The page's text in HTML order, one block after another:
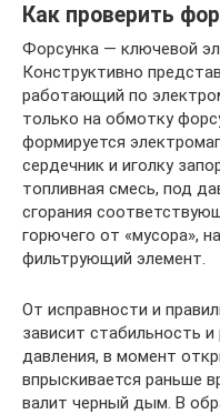
Как проверить
Форсунка — ключевой
Конструктивно
работающий по
только на обмотку
формируется
сердечник и иголку
топливная смесь, под
сгорания
горючего от «мусора»,
фильтрующий элемент.
От исправности и
зависит стабильность
давления, в момент
впрыскивается раньше
валит черный дым. В